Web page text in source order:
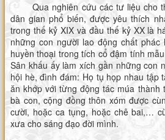
Qua nghiên cứu các tư liệu cho
dân gian phổ biến, được yêu thích
trong thế kỷ XIX và đầu thế kỷ XX là
những con người lao động chất phác
huyền thoại trong tích cổ đậm tính
Sân khấu ấy làm xích gần những con
hội hè, đình đám: Họ tụ họp nhau tập
ăn khớp với từng động tác múa thành
bà con, cộng đồng thôn xóm được
cười, hoặc ca tụng, hoặc chê bai,…
xưa cho sáng đạo đời mình.